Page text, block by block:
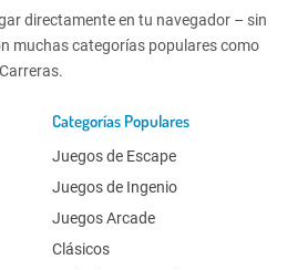
directamente en tu navegador – sin
muchas categorías populares como
Categorías Populares
Juegos de Escape
Juegos de Ingenio
Juegos Arcade
Clásicos